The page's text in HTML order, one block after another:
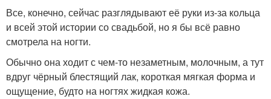
Все, конечно, сейчас разглядывают её руки из-за кольца
и всей этой истории со свадьбой, но я бы всё равно
смотрела на ногти.
Обычно она ходит с чем-то незаметным, молочным, а тут
вдруг чёрный блестящий лак, короткая мягкая форма и
ощущение, будто на ногтях жидкая кожа.